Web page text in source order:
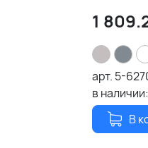
1
арт. 5-
в наличии:
В